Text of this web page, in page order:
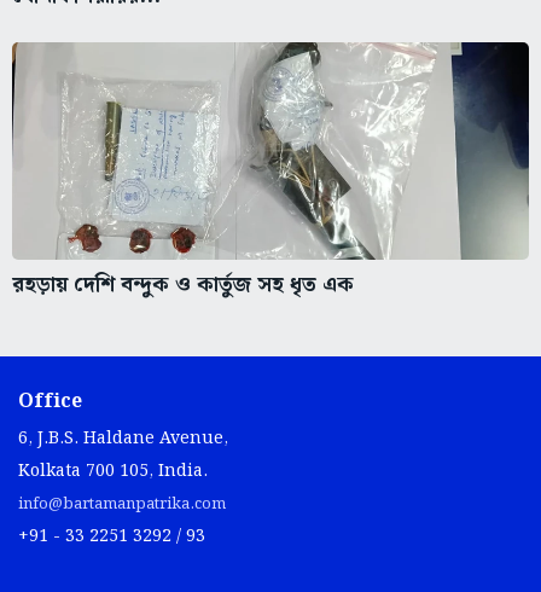
রহড়ায় দেশি বন্দুক ও কার্তুজ সহ ধৃত এক
Office
6, J.B.S. Haldane Avenue,
Kolkata 700 105, India.
info@bartamanpatrika.com
+91 - 33 2251 3292 / 93